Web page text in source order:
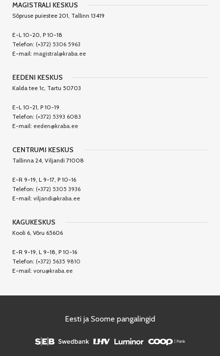
MAGISTRALI KESKUS
Sõpruse puiestee 201, Tallinn 13419
E-L 10-20, P 10-18
Telefon: (+372) 5306 5963
E-mail: magistral@kraba.ee
EEDENI KESKUS
Kalda tee 1c, Tartu 50703
E-L 10-21, P 10-19
Telefon: (+372) 5393 6083
E-mail: eeden@kraba.ee
CENTRUMI KESKUS
Tallinna 24, Viljandi 71008
E-R 9-19, L 9-17, P 10-16
Telefon: (+372) 5305 3936
E-mail: viljandi@kraba.ee
KAGUKESKUS
Kooli 6, Võru 65606
E-R 9-19, L 9-18, P 10-16
Telefon: (+372) 5635 9810
E-mail: voru@kraba.ee
Eesti ja Soome pangalingid